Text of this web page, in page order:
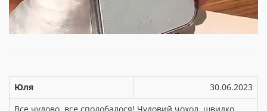
Юля
30.06.2023